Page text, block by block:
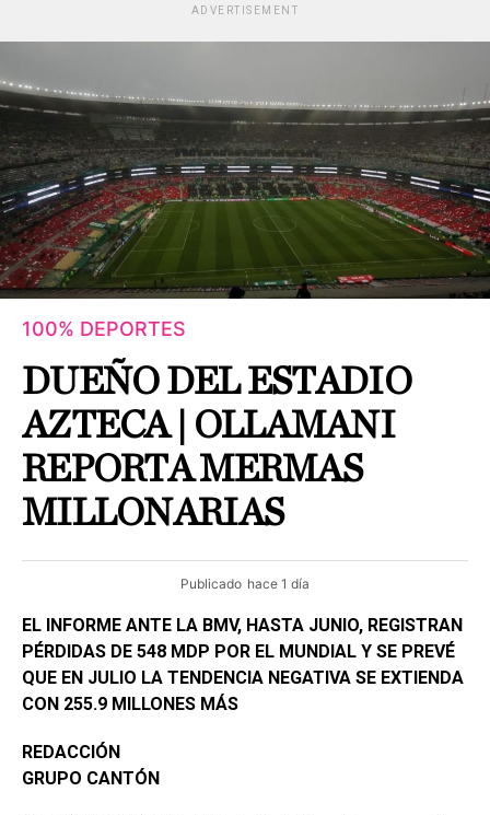
ADVERTISEMENT
100% DEPORTES
DUEÑO DEL ESTADIO
AZTECA | OLLAMANI
REPORTA MERMAS
MILLONARIAS
Publicado hace 1 día
EL INFORME ANTE LA BMV, HASTA JUNIO, REGISTRAN
PÉRDIDAS DE 548 MDP POR EL MUNDIAL Y SE PREVÉ
QUE EN JULIO LA TENDENCIA NEGATIVA SE EXTIENDA
CON 255.9 MILLONES MÁS
REDACCIÓN
GRUPO CANTÓN